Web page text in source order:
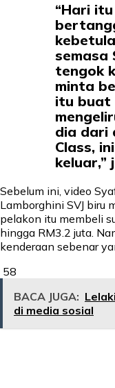
“Hari
semasa
tengok
minta
itu buat
dia dari
Class,
keluar,”
Sebelum ini, video
Lamborghini SVJ biru
pelakon itu membeli
hingga RM3.2 juta.
kenderaan sebenar
58
BACA JUGA:
di media sosial